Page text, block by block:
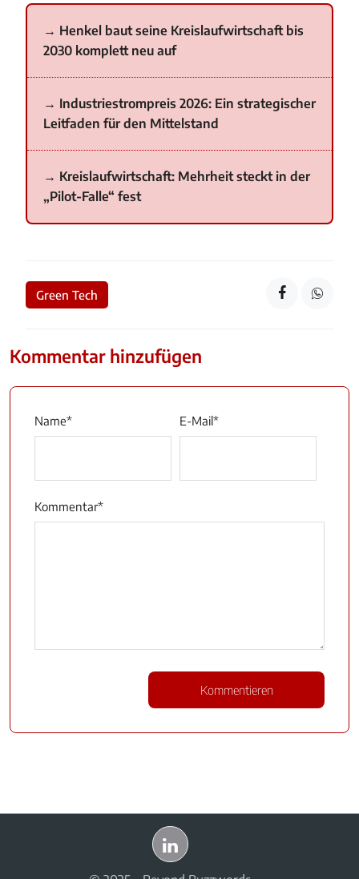
Henkel baut seine Kreislaufwirtschaft bis
2030 komplett neu auf
Industriestrompreis 2026: Ein strategischer
Leitfaden für den Mittelstand
Kreislaufwirtschaft: Mehrheit steckt in der
„Pilot-Falle“ fest
Green Tech
Kommentar hinzufügen
Name* E-Mail*
Kommentar*